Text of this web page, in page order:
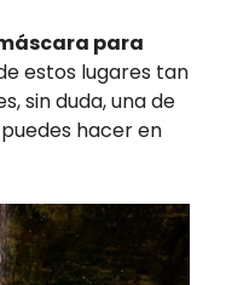
para
estos lugares tan
sin duda, una de
hacer en